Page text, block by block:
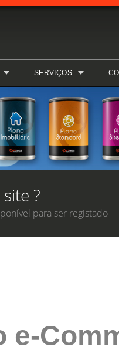
SERVIÇOS
?
para ser registado
e-